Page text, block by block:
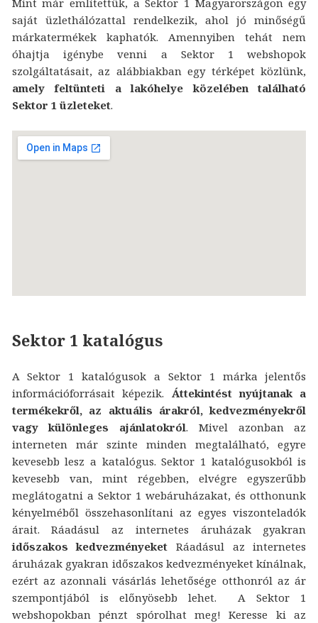
saját üzlethálózattal rendelkezik, ahol jó minőségű
márkatermékek kaphatók. Amennyiben tehát nem
óhajtja igénybe venni a Sektor 1 webshopok
szolgáltatásait, az alábbiakban egy térképet közlünk,
amely feltünteti a lakóhelye közelében található
Sektor 1 üzleteket.
Sektor 1 katalógus
A Sektor 1 katalógusok a Sektor 1 márka jelentős
információforrásait képezik. Áttekintést nyújtanak a
termékekről, az aktuális árakról, kedvezményekről
vagy különleges ajánlatokról. Mivel azonban az
interneten már szinte minden megtalálható, egyre
kevesebb lesz a katalógus. Sektor 1 katalógusokból is
kevesebb van, mint régebben, elvégre egyszerűbb
meglátogatni a Sektor 1 webáruházakat, és otthonunk
kényelméből összehasonlítani az egyes viszonteladók
árait. Ráadásul az internetes áruházak gyakran
időszakos kedvezményeket Ráadásul az internetes
áruházak gyakran időszakos kedvezményeket kínálnak,
ezért az azonnali vásárlás lehetősége otthonról az ár
szempontjából is előnyösebb lehet. A Sektor 1
webshopokban pénzt spórolhat meg! Keresse ki az